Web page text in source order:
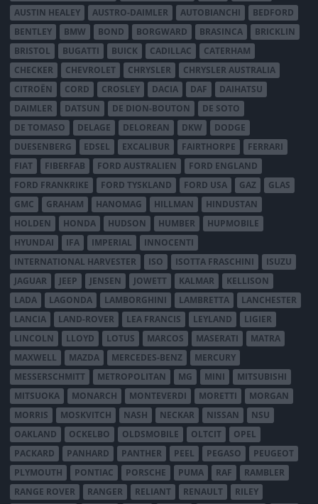
AUSTIN HEALEY
AUSTRO-DAIMLER AUTOBIANCHI
BEDFORD
BENTLEY
BMW BOND BORGWARD BRASINCA
BRICKLIN
BRISTOL
BUGATTI BUICK CADILLAC
CATERHAM
CHECKER
CHEVROLET CHRYSLER
CHRYSLER AUSTRALIA
CITROËN
CORD CROSLEY DACIA DAF
DAIHATSU
DAIMLER
DATSUN DE DION-BOUTON
DE SOTO
DE TOMASO
DELAGE DELOREAN DKW
DODGE
DUESENBERG
EDSEL EXCALIBUR FAIRTHORPE
FERRARI
FIAT
FIBERFAB FORD AUSTRALIEN
FORD ENGLAND
FORD FRANKRIKE
FORD TYSKLAND FORD USA GAZ
GLAS
GMC
GRAHAM HANOMAG HILLMAN
HINDUSTAN
HOLDEN
HONDA HUDSON HUMBER
HUPMOBILE
HYUNDAI
IFA IMPERIAL
INNOCENTI
INTERNATIONAL HARVESTER
ISO ISOTTA FRASCHINI
ISUZU
JAGUAR
JEEP JENSEN JOWETT KALMAR
KELLISON
LADA
LAGONDA LAMBORGHINI LAMBRETTA
LANCHESTER
LANCIA
LAND-ROVER LEA FRANCIS LEYLAND
LIGIER
LINCOLN
LLOYD LOTUS MARCOS MASERATI
MATRA
MAXWELL
MAZDA MERCEDES-BENZ
MERCURY
MESSERSCHMITT
METROPOLITAN MG MINI
MITSUBISHI
MITSUOKA
MONARCH MONTEVERDI MORETTI
MORGAN
MORRIS
MOSKVITCH NASH NECKAR NISSAN
NSU
OAKLAND
OCKELBO OLDSMOBILE OLTCIT
OPEL
PACKARD
PANHARD PANTHER PEEL PEGASO
PEUGEOT
PLYMOUTH
PONTIAC PORSCHE PUMA RAF
RAMBLER
RANGE ROVER
RANGER RELIANT RENAULT RILEY